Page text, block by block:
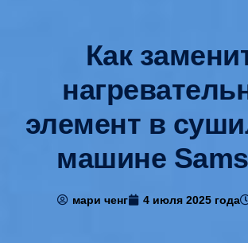
Как
элемент в
машине
мари ченг 4 июля 2025 года